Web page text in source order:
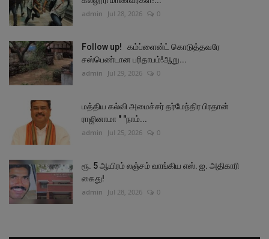
admin Jul 28, 2026 0
Follow up! கம்ப்ளைன்ட் கொடுத்தவரே
சஸ்பெண்டான பரிதாபம்!ஆறு...
admin Jul 29, 2026 0
மத்திய கல்வி அமைச்சர் தர்மேந்திர பிரதான்
ராஜினாமா " "நாம்...
admin Jul 25, 2026 0
ரூ. 5 ஆயிரம் லஞ்சம் வாங்கிய எஸ். ஐ. அதிகாரி
கைது!
admin Jul 28, 2026 0